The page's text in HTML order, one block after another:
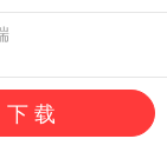
下 载